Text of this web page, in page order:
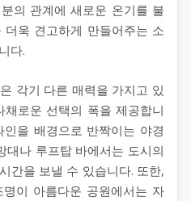
의 관계에 새로운 온기를 불
욱 견고하게 만들어주는 소
다.
각기 다른 매력을 가지고 있
로운 선택의 폭을 제공합니
을 배경으로 반짝이는 야경
대나 루프탑 바에서는 도시의
간을 보낼 수 있습니다. 또한,
이 아름다운 공원에서는 자